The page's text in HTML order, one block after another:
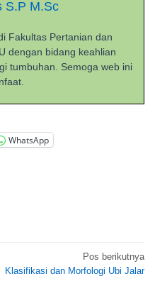
S.P M.Sc
Fakultas Pertanian dan
dengan bidang keahlian
tumbuhan. Semoga web ini
WhatsApp
Pos berikutnya
Klasifikasi dan Morfologi Ubi Jalar